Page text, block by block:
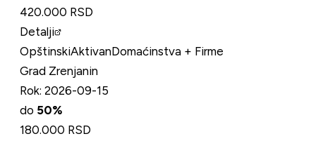
420.000 RSD
Detalji
OpštinskiAktivanDomaćinstva + Firme
Grad Zrenjanin
Rok: 2026-09-15
do 50%
180.000 RSD